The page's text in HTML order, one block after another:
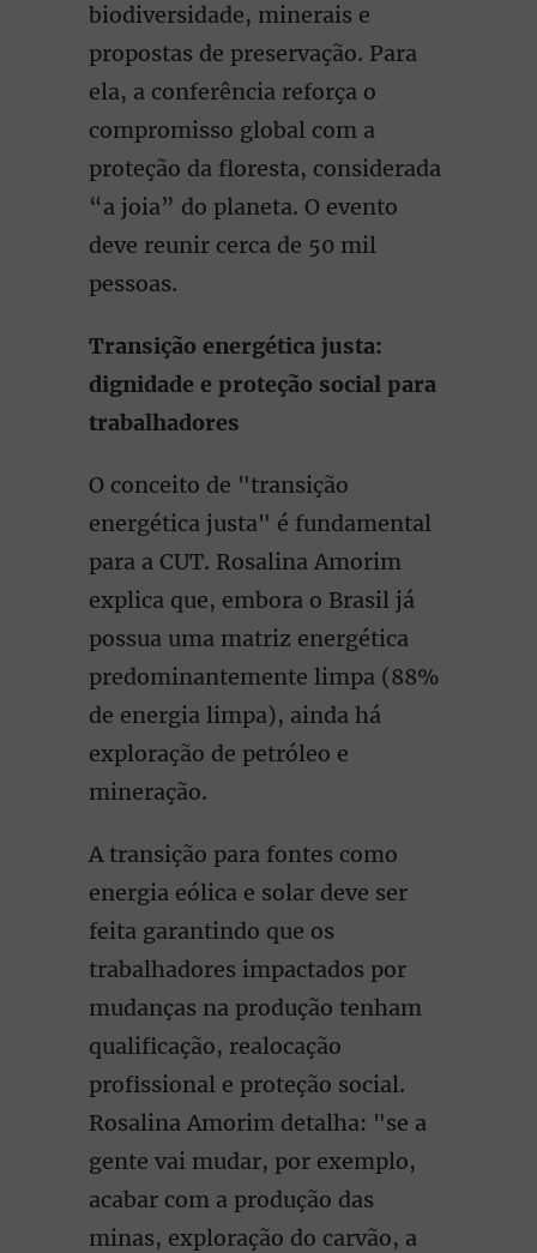
biodiversidade, minerais e
propostas de preservação. Para
ela, a conferência reforça o
compromisso global com a
proteção da floresta, considerada
“a joia” do planeta. O evento
deve reunir cerca de 50 mil
pessoas.
Transição energética justa:
dignidade e proteção social para
trabalhadores
O conceito de "transição
energética justa" é fundamental
para a CUT. Rosalina Amorim
explica que, embora o Brasil já
possua uma matriz energética
predominantemente limpa (88%
de energia limpa), ainda há
exploração de petróleo e
mineração.
A transição para fontes como
energia eólica e solar deve ser
feita garantindo que os
trabalhadores impactados por
mudanças na produção tenham
qualificação, realocação
profissional e proteção social.
Rosalina Amorim detalha: "se a
gente vai mudar, por exemplo,
acabar com a produção das
minas, exploração do carvão, a